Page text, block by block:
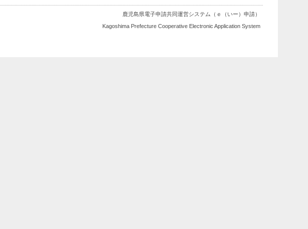
鹿児島県電子申請共同運営システム（ｅ（いー）申請）
Kagoshima Prefecture Cooperative Electronic Application System